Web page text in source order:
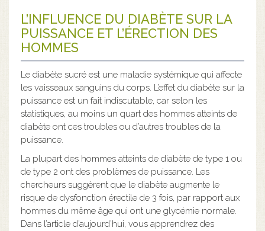
L’INFLUENCE DU DIABÈTE SUR LA
PUISSANCE ET L’ÉRECTION DES
HOMMES
Le diabète sucré est une maladie systémique qui affecte
les vaisseaux sanguins du corps. L’effet du diabète sur la
puissance est un fait indiscutable, car selon les
statistiques, au moins un quart des hommes atteints de
diabète ont ces troubles ou d’autres troubles de la
puissance.
La plupart des hommes atteints de diabète de type 1 ou
de type 2 ont des problèmes de puissance. Les
chercheurs suggèrent que le diabète augmente le
risque de dysfonction érectile de 3 fois, par rapport aux
hommes du même âge qui ont une glycémie normale.
Dans l’article d’aujourd’hui, vous apprendrez des